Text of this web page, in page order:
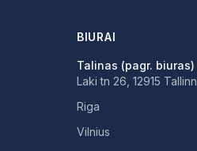
BIURAI
Talinas (pagr. biuras)
Laki tn 26, 12915 Tallinn
Riga
Vilnius